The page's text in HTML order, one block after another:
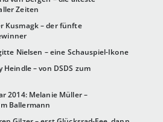
Zeiten
Kusmagk – der fünfte
Nielsen – eine Schauspiel-Ikone
Heindle – von DSDS zum
2014: Melanie Müller –
Ballermann